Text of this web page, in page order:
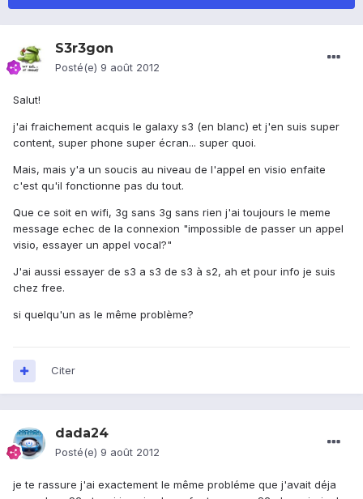
S3r3gon
Posté(e) 9 août 2012
Salut!
j'ai fraichement acquis le galaxy s3 (en blanc) et j'en suis super
content, super phone super écran... super quoi.
Mais, mais y'a un soucis au niveau de l'appel en visio enfaite
c'est qu'il fonctionne pas du tout.
Que ce soit en wifi, 3g sans 3g sans rien j'ai toujours le meme
message echec de la connexion "impossible de passer un appel
visio, essayer un appel vocal?"
J'ai aussi essayer de s3 a s3 de s3 à s2, ah et pour info je suis
chez free.
si quelqu'un as le même problème?
Citer
dada24
Posté(e) 9 août 2012
je te rassure j'ai exactement le même probléme que j'avait déja